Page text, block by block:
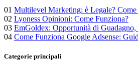
01 Multilevel Marketing: è Legale?
02 Lyoness Opinioni: Come Funziona?
03 EmGoldex: Opportunità di
04 Come Funziona Google Adsense:
Categorie principali